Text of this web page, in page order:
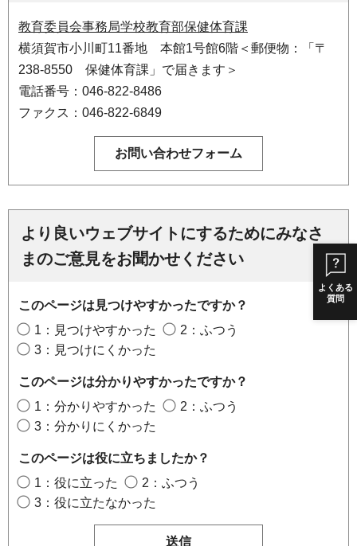
よくある
質問
教育委員会事務局学校教育部保健体育課
横須賀市小川町11番地 本館1号館6階＜郵便物：「〒
238-8550 保健体育課」で届きます＞
電話番号：046-822-8486
ファクス：046-822-6849
より良いウェブサイトにするためにみなさ
まのご意見をお聞かせください
このページは見つけやすかったですか？
1：見つけやすかった
2：ふつう
3：見つけにくかった
このページは分かりやすかったですか？
1：分かりやすかった
2：ふつう
3：分かりにくかった
このページは役に立ちましたか？
1：役に立った
2：ふつう
3：役に立たなかった